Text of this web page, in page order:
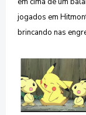
jogados em
brincando nas